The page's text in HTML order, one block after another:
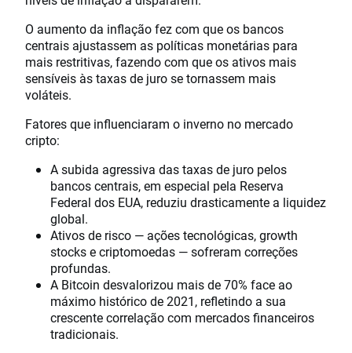
O aumento da inflação fez com que os bancos
centrais ajustassem as políticas monetárias para
mais restritivas, fazendo com que os ativos mais
sensíveis às taxas de juro se tornassem mais
voláteis.
Fatores que influenciaram o inverno no mercado
cripto:
A subida agressiva das taxas de juro pelos
bancos centrais, em especial pela Reserva
Federal dos EUA, reduziu drasticamente a liquidez
global.
Ativos de risco — ações tecnológicas, growth
stocks e criptomoedas — sofreram correções
profundas.
A Bitcoin desvalorizou mais de 70% face ao
máximo histórico de 2021, refletindo a sua
crescente correlação com mercados financeiros
tradicionais.